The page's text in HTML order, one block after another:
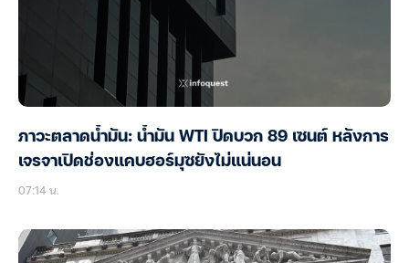
ภาวะตลาดน้ำมัน: น้ำมัน WTI ปิดบวก 89 เซนต์ หลังการ
เจรจาเปิดช่องแคบฮอร์มุซยังไม่แน่นอน
07:14 น.